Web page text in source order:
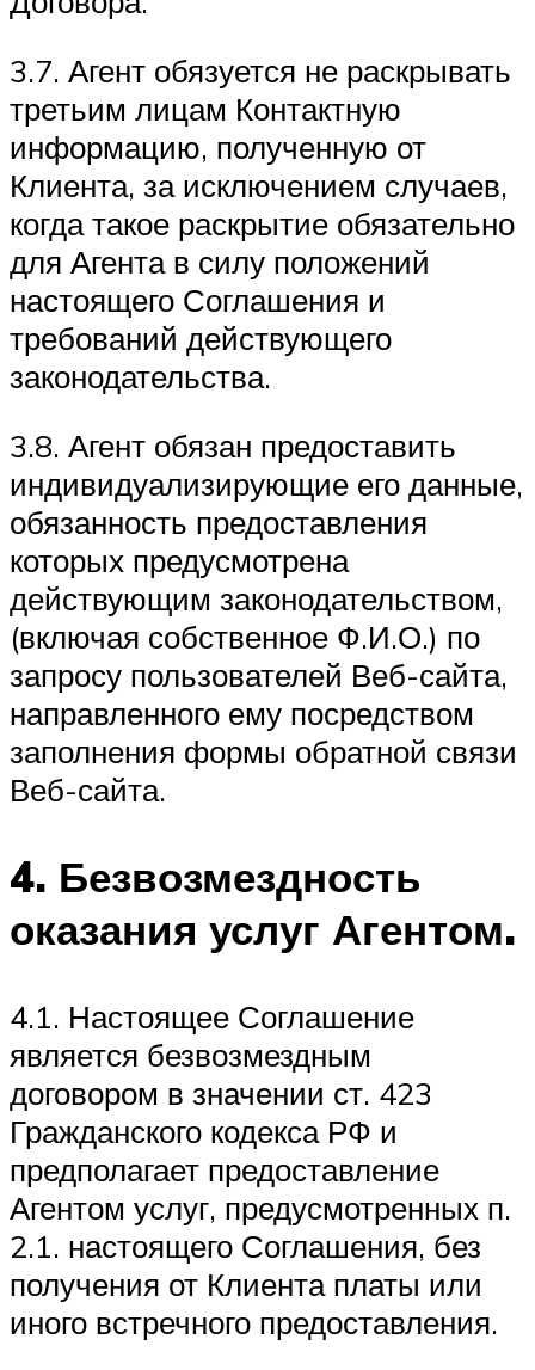
3.7. Агент обязуется не раскрывать
третьим лицам Контактную
информацию, полученную от
Клиента, за исключением случаев,
когда такое раскрытие обязательно
для Агента в силу положений
настоящего Соглашения и
требований действующего
законодательства.
3.8. Агент обязан предоставить
индивидуализирующие его данные,
обязанность предоставления
которых предусмотрена
действующим законодательством,
(включая собственное Ф.И.О.) по
запросу пользователей Веб-сайта,
направленного ему посредством
заполнения формы обратной связи
Веб-сайта.
4. Безвозмездность
оказания услуг Агентом.
4.1. Настоящее Соглашение
является безвозмездным
договором в значении ст. 423
Гражданского кодекса РФ и
предполагает предоставление
Агентом услуг, предусмотренных п.
2.1. настоящего Соглашения, без
получения от Клиента платы или
иного встречного предоставления.